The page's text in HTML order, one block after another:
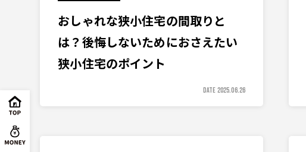
おしゃれな狭小住宅の間取りと
は？後悔しないためにおさえたい
狭小住宅のポイント
DATE 2025.06.26